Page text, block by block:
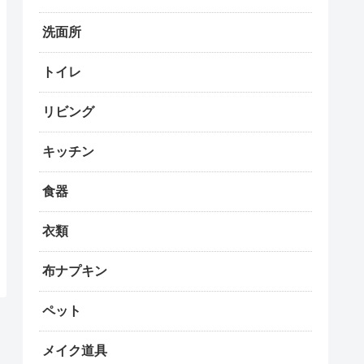
洗面所
トイレ
リビング
キッチン
食器
衣類
布ナプキン
ペット
メイク道具